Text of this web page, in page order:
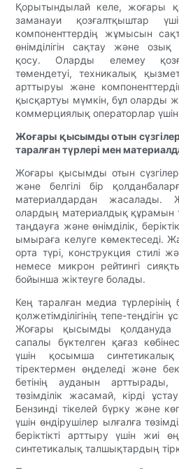
Қорытындылай келе, жоғары
заманауи қозғалтқыштар
компоненттердің жұмысын
өнімділігін сақтау және
қосу. Оларды елемеу
төмендетуі, техникалық
арттыруы және
қысқартуы мүмкін, бұл оларды
коммерциялық операторлар
Жоғары қысымды отын
таралған түрлері мен
Жоғары қысымды отын
және белгілі бір
материалдардан жасалады.
олардың материалдық құрамын
таңдауға және өнімділік,
ымыраға келуге көмектеседі.
орта түрі, конструкция стилі
немесе микрон рейтингі
бойынша жіктеуге болады.
Кең таралған медиа түрлерінің
қолжетімділігінің тепе-теңдігін
Жоғары қысымды қолдануда
сапалы бүктелген қағаз
үшін қосымша
тіректермен өңделеді және
бетінің ауданын
төзімділік жасамай, кірді
Бензинді тікелей бүрку және
үшін өндірушілер ылғалға
беріктікті арттыру үшін жиі
синтетикалық талшықтардың